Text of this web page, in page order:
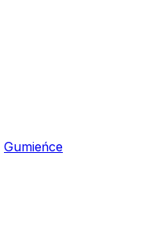
Gumieńce